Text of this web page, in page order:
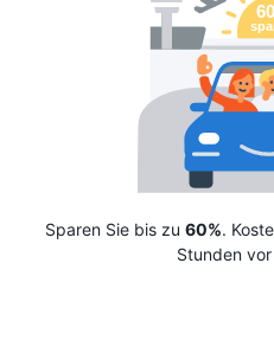
Sparen Sie bis zu 60%.
Stunden